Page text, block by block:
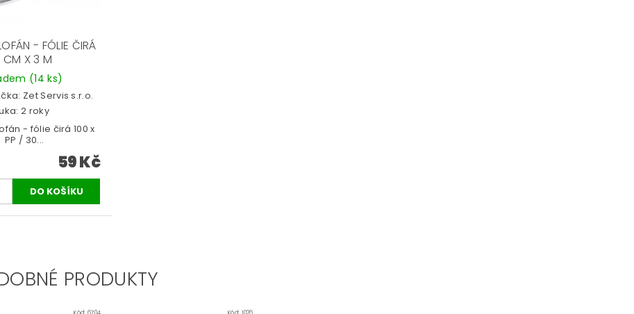
- FÓLIE ČIRÁ
CM X 3 M
(14 ks)
Zet Servis s.r.o.
2 roky
- fólie čirá 100 x
PP / 30...
59 Kč
PRODUKTY